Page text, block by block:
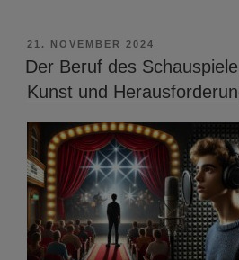
VERÖFFENTLICHT
AM
21. NOVEMBER 2024
Der Beruf des
Kunst und